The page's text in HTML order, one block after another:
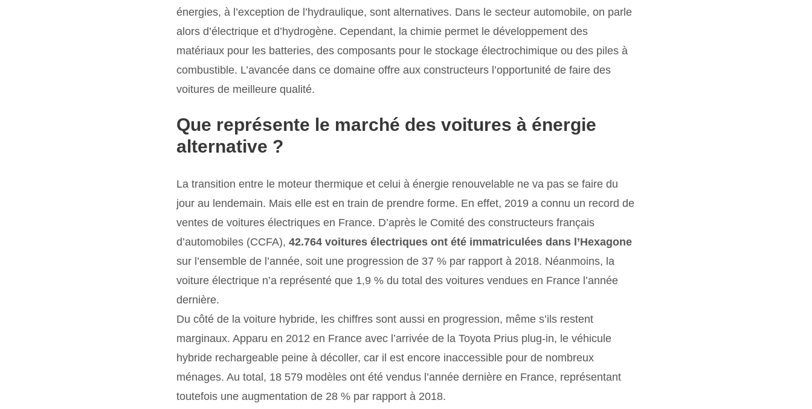
énergies, à l’exception de l’hydraulique, sont alternatives. Dans le secteur automobile, on parle
alors d’électrique et d’hydrogène. Cependant, la chimie permet le développement des
matériaux pour les batteries, des composants pour le stockage électrochimique ou des piles à
combustible. L’avancée dans ce domaine offre aux constructeurs l’opportunité de faire des
voitures de meilleure qualité.
Que représente le marché des voitures à énergie
alternative ?
La transition entre le moteur thermique et celui à énergie renouvelable ne va pas se faire du
jour au lendemain. Mais elle est en train de prendre forme. En effet, 2019 a connu un record de
ventes de voitures électriques en France. D’après le Comité des constructeurs français
d’automobiles (CCFA), 42.764 voitures électriques ont été immatriculées dans l’Hexagone
sur l’ensemble de l’année, soit une progression de 37 % par rapport à 2018. Néanmoins, la
voiture électrique n’a représenté que 1,9 % du total des voitures vendues en France l’année
dernière.
Du côté de la voiture hybride, les chiffres sont aussi en progression, même s’ils restent
marginaux. Apparu en 2012 en France avec l’arrivée de la Toyota Prius plug-in, le véhicule
hybride rechargeable peine à décoller, car il est encore inaccessible pour de nombreux
ménages. Au total, 18 579 modèles ont été vendus l’année dernière en France, représentant
toutefois une augmentation de 28 % par rapport à 2018.